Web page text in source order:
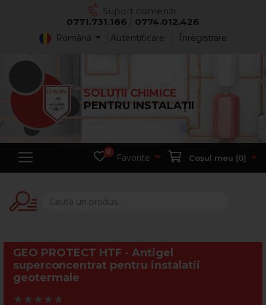
Suport comenzi:
0771.731.186 | 0774.012.426
Română Autentificare Înregistrare
SOLUȚII CHIMICE
PENTRU INSTALAȚII
0
Favorite Coșul meu (0)
GEO PROTECT HTF - Antigel
superconcentrat pentru instalatii
geotermale